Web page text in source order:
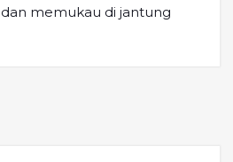
memukau di jantung